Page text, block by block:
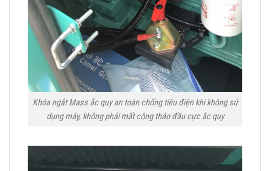
Khóa ngắt Mass ắc quy an toàn chống tiêu điện khi không sử
dụng máy, không phải mất công tháo đầu cực ắc quy